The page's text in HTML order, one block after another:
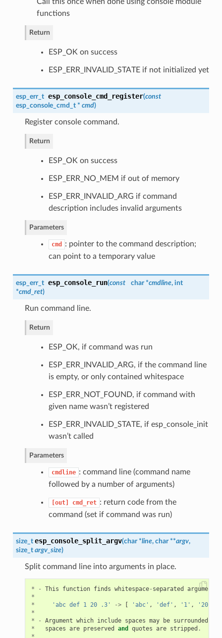
Call this once when done using console module
functions
Return
ESP_OK on success
ESP_ERR_INVALID_STATE if not initialized yet
esp_err_t esp_console_cmd_register(const
esp_console_cmd_t* cmd)
Register console command.
Return
ESP_OK on success
ESP_ERR_NO_MEM if out of memory
ESP_ERR_INVALID_ARG if command
description includes invalid arguments
Parameters
cmd
: pointer to the command description;
can point to a temporary value
esp_err_t esp_console_run(const char *cmdline, int
*cmd_ret)
Run command line.
Return
ESP_OK, if command was run
ESP_ERR_INVALID_ARG, if the command line
is empty, or only contained whitespace
ESP_ERR_NOT_FOUND, if command with
given name wasn’t registered
ESP_ERR_INVALID_STATE, if esp_console_init
wasn’t called
Parameters
cmdline : command line (command name
followed by a number of arguments)
[out] cmd_ret : return code from the
command (set if command was run)
size_t esp_console_split_argv(char *line, char **argv,
size_t argv_size)
Split command line into arguments in place.
* - This function finds whitespace- separated arguments
*
*
'abc def 1 20 .3' -> 'abc' , 'def' , '1' , '20'
*
*
- Argument which include spaces may be surrounded
*
spaces are preserved and quotes are stripped .